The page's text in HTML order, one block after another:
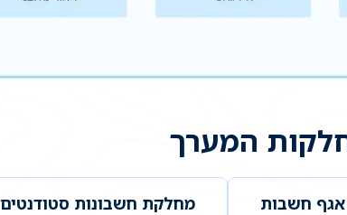
המערך
אגף חשבות מחלקת חשבונות סטודנטים